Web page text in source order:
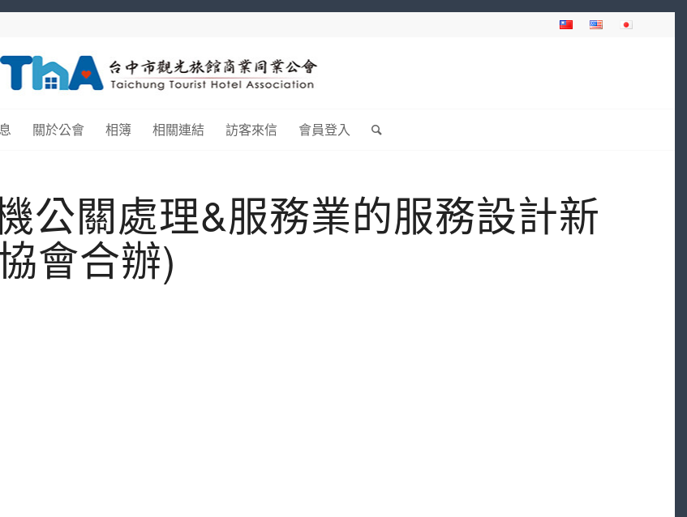
關於公會 相簿 相關連結 訪客來信 會員登入
公關處理&服務業的服務設計新
會合辦)